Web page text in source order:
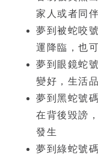
家人或者同
夢到被蛇咬
運降臨，也
夢到眼鏡蛇
變好，生活
夢到黑蛇號碼
在背後毀謗
發生
夢到綠蛇號碼